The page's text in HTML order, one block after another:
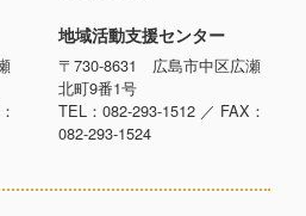
地域活動支援センター
〒730-8631 広島市中区広瀬
北町9番1号
TEL：082-293-1512 ／ FAX：
082-293-1524